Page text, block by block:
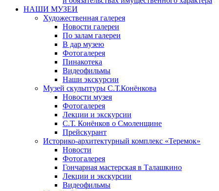
НАШИ МУЗЕИ
Художественная галерея
Новости галереи
По залам галереи
В дар музею
Фотогалерея
Пинакотека
Видеофильмы
Наши экскурсии
Музей скульптуры С.Т.Конёнкова
Новости музея
Фотогалерея
Лекции и экскурсии
С.Т. Конёнков о Смоленщине
Прейскурант
Историко-архитектурный комплекс «Теремок»
Новости
Фотогалерея
Гончарная мастерская в Талашкино
Лекции и экскурсии
Видеофильмы